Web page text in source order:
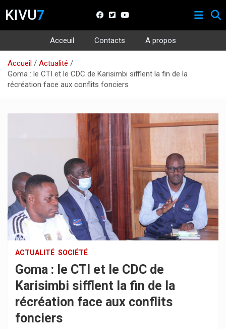
KIVU7
Acceuil Contacts
A propos
contenu
Accueil
Actualité
Goma : le CTI et le CDC de Karisimbi sifflent la fin de la
récréation face aux conflits fonciers
ACTUALITÉ SOCIÉTÉ
Goma : le CTI et le CDC de
Karisimbi sifflent la fin de la
récréation face aux conflits
fonciers